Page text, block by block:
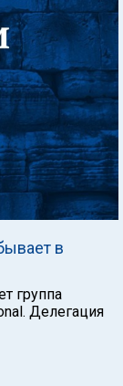
в
группа
Делегация